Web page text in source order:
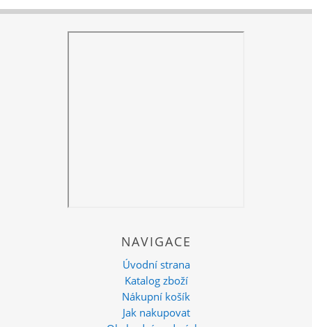
NAVIGACE
Úvodní strana
Katalog zboží
Nákupní košík
Jak nakupovat